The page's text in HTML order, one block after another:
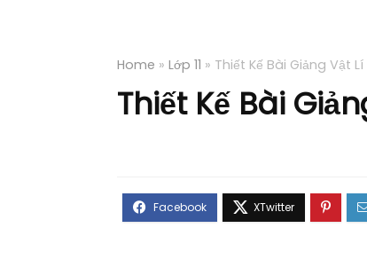
Home » Lớp 11 » Thiết Kế Bài Giảng Vật
Thiết Kế Bài